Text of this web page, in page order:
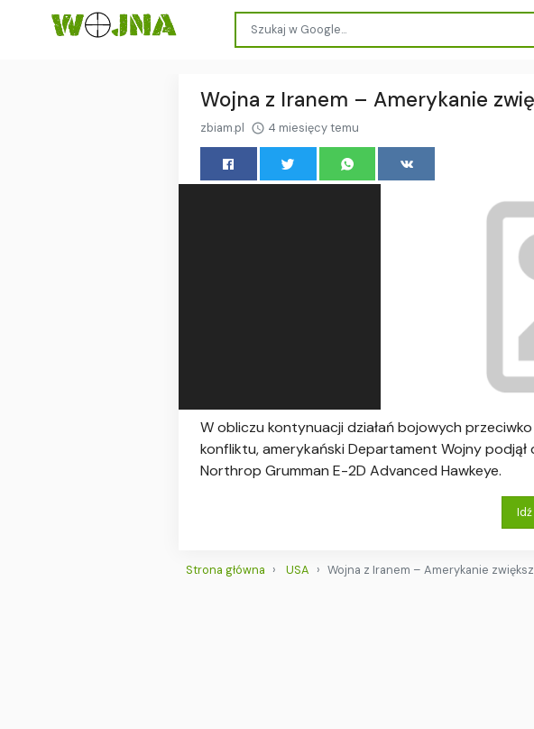
Wojna z Iranem – Amerykanie
zbiam.pl 4 miesięcy temu
W obliczu kontynuacji działań bojowych
konfliktu, amerykański Departament Wojny
Northrop Grumman E-2D Advanced Hawkeye.
Strona główna USA Wojna z Iranem – Amerykanie